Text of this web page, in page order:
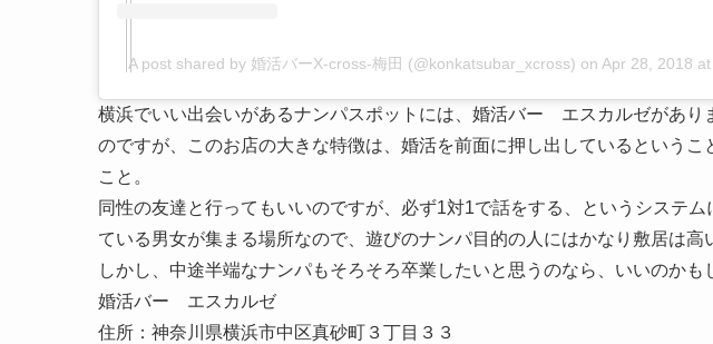
A post shared by 婚活バーX-cross-梅田 (@konkatsubar_xcross) on Apr 28, 2018
横浜でいい出会いがあるナンパスポットには、婚活バー エスカルゼがあり
のですが、このお店の大きな特徴は、婚活を前面に押し出しているというこ
こと。
同性の友達と行ってもいいのですが、必ず1対1で話をする、というシステム
ている男女が集まる場所なので、遊びのナンパ目的の人にはかなり敷居は高
しかし、中途半端なナンパもそろそろ卒業したいと思うのなら、いいのかも
婚活バー エスカルゼ
住所：神奈川県横浜市中区真砂町３丁目３３